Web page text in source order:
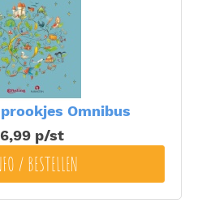
Omnibus
p/st
/ BESTELLEN